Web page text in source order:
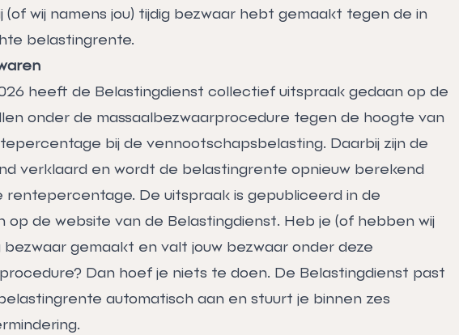
(of wij namens jou) tijdig bezwaar hebt gemaakt tegen de in
belastingrente.
heeft de Belastingdienst collectief uitspraak gedaan op de
onder de massaalbezwaarprocedure tegen de hoogte van
bij de vennootschapsbelasting. Daarbij zijn de
verklaard en wordt de belastingrente opnieuw berekend
De uitspraak is gepubliceerd in de
op de website van de Belastingdienst. Heb je (of hebben wij
bezwaar gemaakt en valt jouw bezwaar onder deze
Dan hoef je niets te doen. De Belastingdienst past
automatisch aan en stuurt je binnen zes